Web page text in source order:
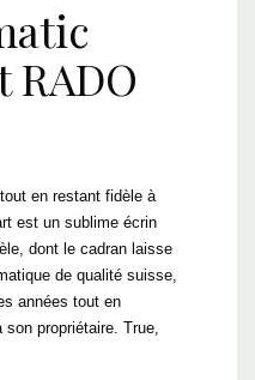
RADO
en restant fidèle à
est un sublime écrin
dont le cadran laisse
de qualité suisse,
années tout en
propriétaire. True,